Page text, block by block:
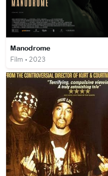
Manodrome
Film • 2023